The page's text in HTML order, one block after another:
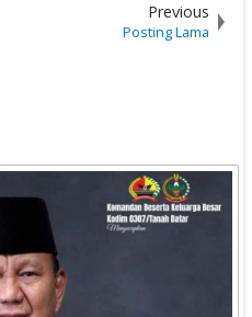
Previous
Posting Lama